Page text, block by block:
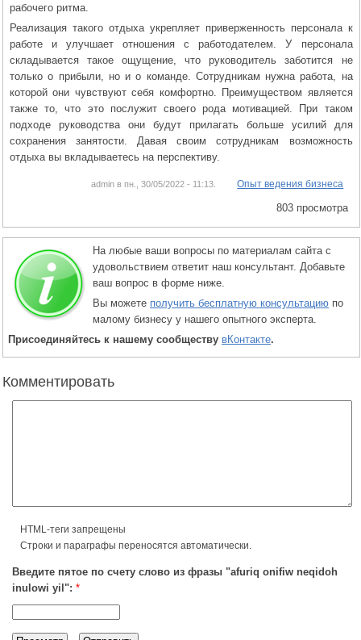
рабочего ритма.
Реализация такого отдыха укрепляет приверженность персонала к
работе и улучшает отношения с работодателем. У персонала
складывается такое ощущение, что руководитель заботится не
только о прибыли, но и о команде. Сотрудникам нужна работа, на
которой они чувствуют себя комфортно. Преимуществом является
также то, что это послужит своего рода мотивацией. При таком
подходе руководства они будут прилагать больше усилий для
сохранения занятости. Давая своим сотрудникам возможность
отдыха вы вкладываетесь на перспективу.
admin в пн., 30/05/2022 - 11:13. Опыт ведения бизнеса
803 просмотра
На любые ваши вопросы по материалам сайта с
удовольствием ответит наш консультант. Добавьте
ваш вопрос в форме ниже.
Вы можете получить бесплатную консультацию по
малому бизнесу у нашего опытного эксперта.
Присоединяйтесь к нашему сообществу вКонтакте.
Комментировать
HTML-теги запрещены
Строки и параграфы переносятся автоматически.
Введите пятое по счету слово из фразы "afuriq onifiw neqidoh
inulowi yil": *